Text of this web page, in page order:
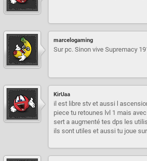
marcelogaming
Sur pc. Sinon vive Supremacy
KirUaa
il est libre stv et aussi l
piece tu retounes lvl 1 mais
sert a augmenté tes dps les
ils sont utiles et aussi tu joue